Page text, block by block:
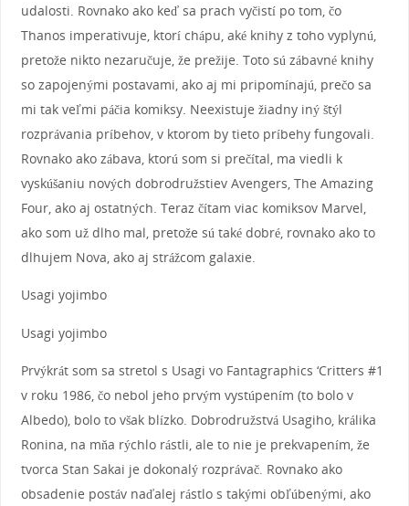
udalosti. Rovnako ako keď sa prach vyčistí po tom, čo
Thanos imperativuje, ktorí chápu, aké knihy z toho vyplynú,
pretože nikto nezaručuje, že prežije. Toto sú zábavné knihy
so zapojenými postavami, ako aj mi pripomínajú, prečo sa
mi tak veľmi páčia komiksy. Neexistuje žiadny iný štýl
rozprávania príbehov, v ktorom by tieto príbehy fungovali.
Rovnako ako zábava, ktorú som si prečítal, ma viedli k
vyskúšaniu nových dobrodružstiev Avengers, The Amazing
Four, ako aj ostatných. Teraz čítam viac komiksov Marvel,
ako som už dlho mal, pretože sú také dobré, rovnako ako to
dlhujem Nova, ako aj strážcom galaxie.
Usagi yojimbo
Usagi yojimbo
Prvýkrát som sa stretol s Usagi vo Fantagraphics ‘Critters #1
v roku 1986, čo nebol jeho prvým vystúpením (to bolo v
Albedo), bolo to však blízko. Dobrodružstvá Usagiho, králika
Ronina, na mňa rýchlo rástli, ale to nie je prekvapením, že
tvorca Stan Sakai je dokonalý rozprávač. Rovnako ako
obsadenie postáv naďalej rástlo s takými obľúbenými, ako